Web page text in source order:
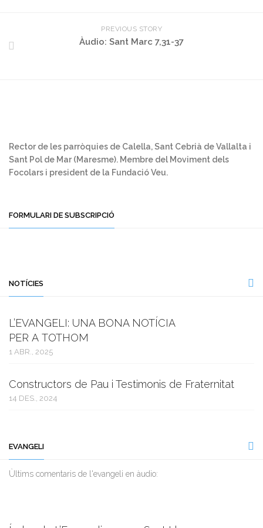
PREVIOUS STORY
Àudio: Sant Marc 7,31-37
Rector de les parròquies de Calella, Sant Cebrià de Vallalta i
Sant Pol de Mar (Maresme). Membre del Moviment dels
Focolars i president de la Fundació Veu.
FORMULARI DE SUBSCRIPCIÓ
NOTÍCIES
L’EVANGELI: UNA BONA NOTÍCIA
PER A TOTHOM
1 ABR., 2025
Constructors de Pau i Testimonis de Fraternitat
14 DES., 2024
EVANGELI
Ùltims comentaris de l'evangeli en àudio: